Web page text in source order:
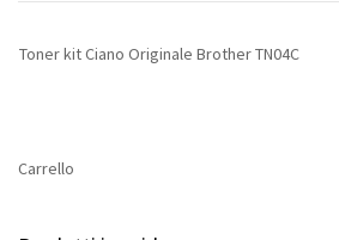
Toner kit Ciano Originale Brother TN04C
Carrello